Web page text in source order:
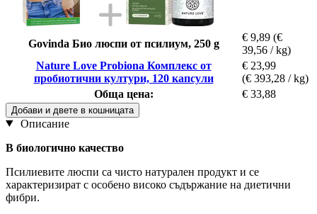
Govinda Био люспи от псилиум, 250 g
€ 9,89 (€
39,56 / kg)
Nature Love Probiona Комплекс от
пробиотични култури, 120 капсули
€ 23,99
(€ 393,28 / kg)
Обща цена:
€ 33,88
Добави и двете в кошницата
Описание
В биологично качество
Псилиевите люспи са чисто натурален продукт и се
характеризират с особено високо съдържание на диетични
фибри.